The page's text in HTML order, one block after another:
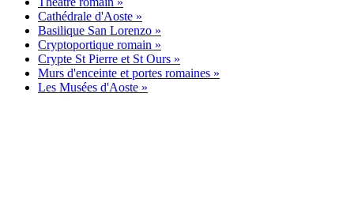
Cathédrale d'Aoste »
Basilique San Lorenzo »
Cryptoportique romain »
Crypte St Pierre et St Ours »
Murs d'enceinte et portes romaines »
Les Musées d'Aoste »